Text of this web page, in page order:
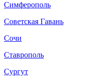
Симферополь
Советская Гавань
Сочи
Ставрополь
Сургут